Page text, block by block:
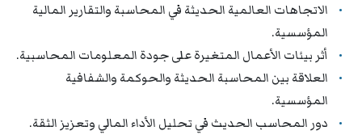
الاتجاهات العالمية الحديثة في المحاسبة والتقارير المالية
المؤسسية.
أثر بيئات الأعمال المتغيرة على جودة المعلومات المحاسبية.
العلاقة بين المحاسبة الحديثة والحوكمة والشفافية
المؤسسية.
دور المحاسب الحديث في تحليل الأداء المالي وتعزيز الثقة.